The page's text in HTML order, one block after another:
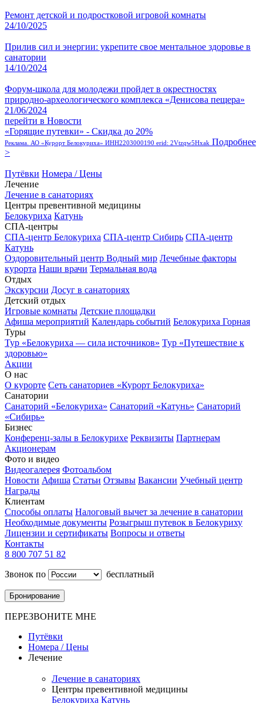
Ремонт детской и подростковой игровой комнаты
24/10/2025
Прилив сил и энергии: укрепите свое ментальное здоровье в
санатории
14/10/2024
Форум-школа для молодежи пройдет в окрестностях
природно-археологического комплекса «Денисова пещера»
21/06/2024
перейти в Новости
«Горящие путевки» - Скидка до 20%
Реклама. АО «Курорт Белокуриха» ИНН2203000190 erid: 2Vtzqw5Hxak Подробнее
>
Путёвки Номера / Цены
Лечение
Лечение в санаториях
Центры превентивной медицины
Белокуриха Катунь
СПА-центры
СПА-центр Белокуриха СПА-центр Сибирь СПА-центр
Катунь
Оздоровительный центр Водный мир Лечебные факторы
курорта Наши врачи Термальная вода
Отдых
Экскурсии Досуг в санаториях
Детский отдых
Игровые комнаты Детские площадки
Афиша мероприятий Календарь событий Белокуриха Горная
Туры
Тур «Белокуриха — сила источников» Тур «Путешествие к
здоровью»
Акции
О нас
О курорте Сеть санаториев «Курорт Белокуриха»
Санатории
Санаторий «Белокуриха» Санаторий «Катунь» Санаторий
«Сибирь»
Бизнес
Конференц-залы в Белокурихе Реквизиты Партнерам
Акционерам
Фото и видео
Видеогалерея Фотоальбом
Новости Афиша Статьи Отзывы Вакансии Учебный центр
Награды
Клиентам
Способы оплаты Налоговый вычет за лечение в санатории
Необходимые документы Розыгрыш путевок в Белокуриху
Лицензии и сертификаты Вопросы и ответы
Контакты
8 800 707 51 82
Звонок по
бесплатный
Бронирование
ПЕРЕЗВОНИТЕ МНЕ
Путёвки
Номера / Цены
Лечение
Лечение в санаториях
Центры превентивной медицины
Белокуриха Катунь